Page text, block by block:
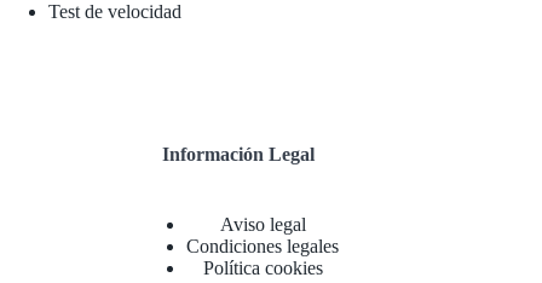
Test de velocidad
Información Legal
Aviso legal
Condiciones legales
Política cookies